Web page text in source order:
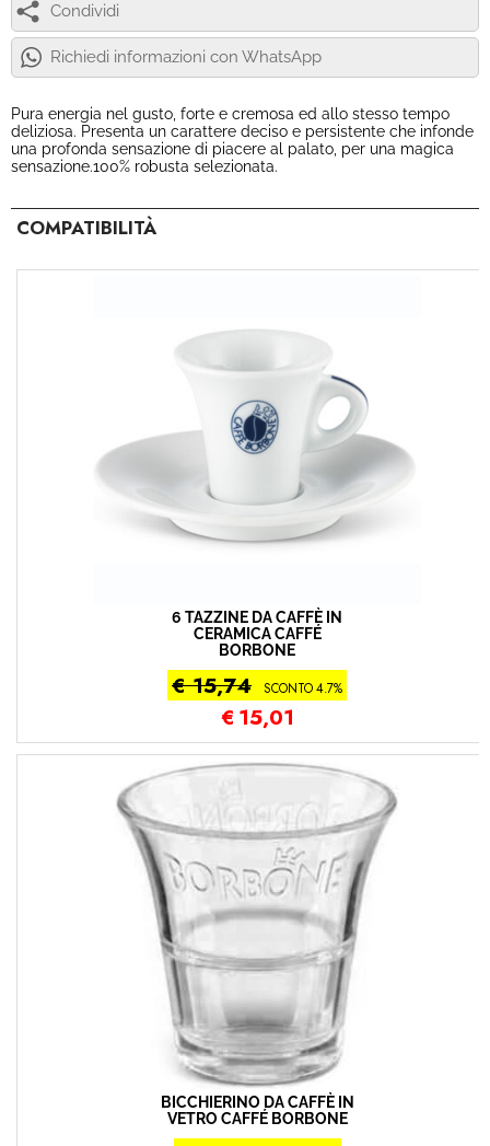
Condividi
Richiedi informazioni con WhatsApp
Pura energia nel gusto, forte e cremosa ed allo stesso tempo
deliziosa. Presenta un carattere deciso e persistente che infonde
una profonda sensazione di piacere al palato, per una magica
sensazione.100% robusta selezionata.
COMPATIBILITÀ
6 TAZZINE DA CAFFÈ IN
CERAMICA CAFFÉ
BORBONE
€ 15,74 SCONTO 4.7%
€ 15,01
BICCHIERINO DA CAFFÈ IN
VETRO CAFFÉ BORBONE